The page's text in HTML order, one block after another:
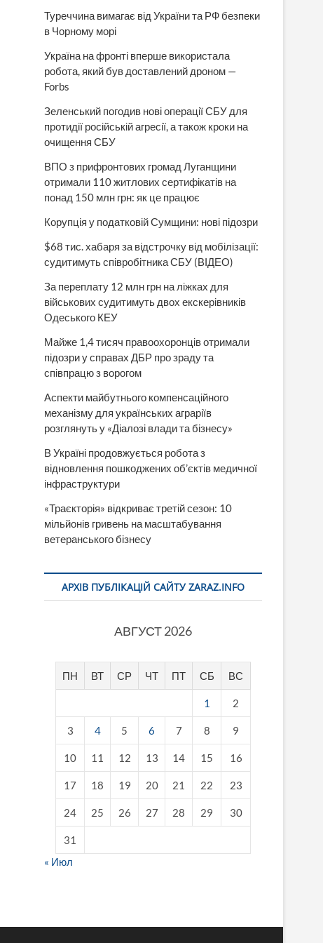
Туреччина вимагає від України та РФ безпеки
в Чорному морі
Україна на фронті вперше використала
робота, який був доставлений дроном —
Forbs
Зеленський погодив нові операції СБУ для
протидії російській агресії, а також кроки на
очищення СБУ
ВПО з прифронтових громад Луганщини
отримали 110 житлових сертифікатів на
понад 150 млн грн: як це працює
Корупція у податковій Сумщини: нові підозри
$68 тис. хабаря за відстрочку від мобілізації:
судитимуть співробітника СБУ (ВІДЕО)
За переплату 12 млн грн на ліжках для
військових судитимуть двох екскерівників
Одеського КЕУ
Майже 1,4 тисяч правоохоронців отримали
підозри у справах ДБР про зраду та
співпрацю з ворогом
Аспекти майбутнього компенсаційного
механізму для українських аграріїв
розглянуть у «Діалозі влади та бізнесу»
В Україні продовжується робота з
відновлення пошкоджених об’єктів медичної
інфраструктури
«Траєкторія» відкриває третій сезон: 10
мільйонів гривень на масштабування
ветеранського бізнесу
АРХІВ ПУБЛІКАЦІЙ САЙТУ ZARAZ.INFO
АВГУСТ 2026
ПН ВТ СР ЧТ ПТ СБ ВС
1 2
3 4 5 6 7 8 9
10 11 12 13 14 15 16
17 18 19 20 21 22 23
24 25 26 27 28 29 30
31
« Июл